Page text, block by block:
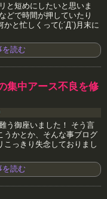
と短めにしたいと思いま
どで時間が押していたり
かと忙しくって(;´Д`)月末に
を読む
集中アース不良を修
う御座いました！ そう言
うかとか、そんな事ブログ
こっきり失念しておりまし
を読む